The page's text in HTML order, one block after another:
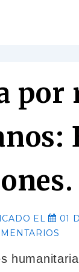
EL 01